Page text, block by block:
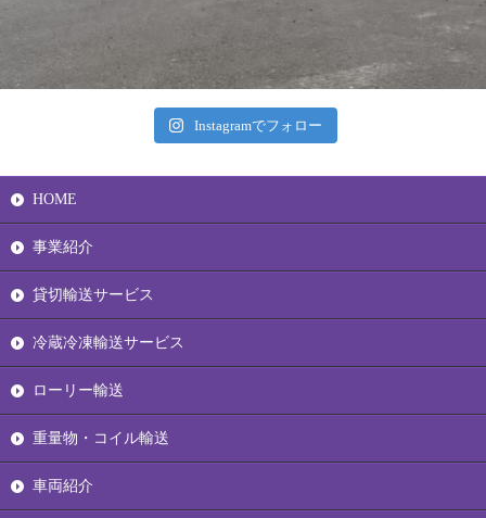
Instagramでフォロー
HOME
事業紹介
貸切輸送サービス
冷蔵冷凍輸送サービス
ローリー輸送
重量物・コイル輸送
車両紹介